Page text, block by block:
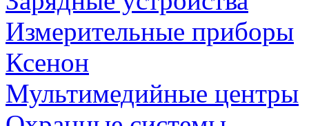
Измерительные приборы
Ксенон
Мультимедийные центры